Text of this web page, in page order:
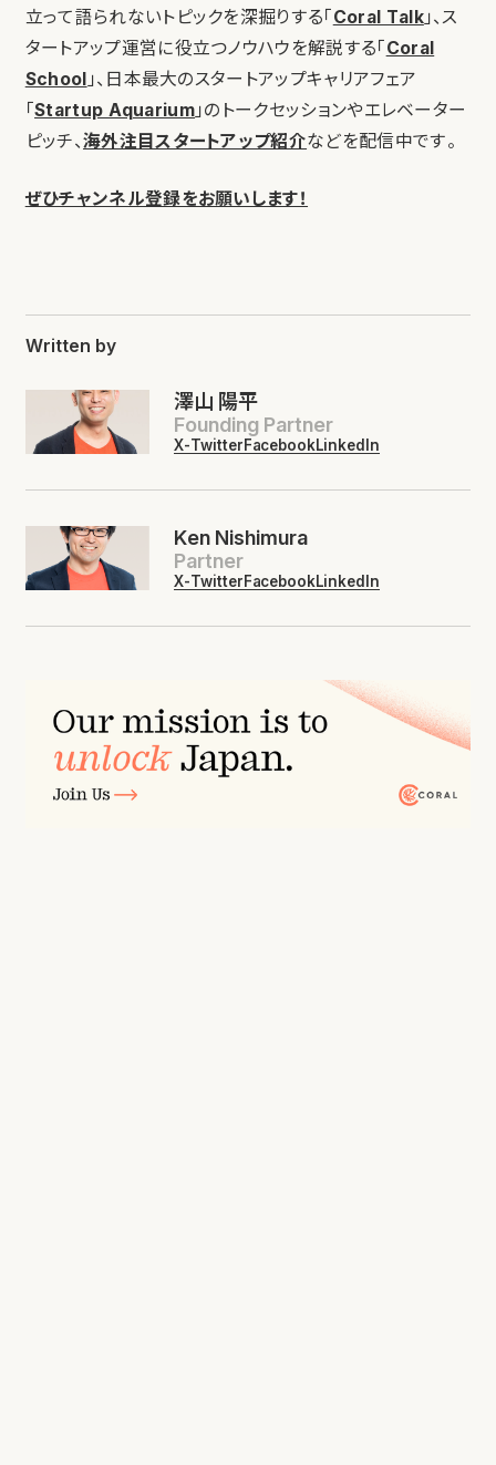
立って語られないトピックを深掘りする「Coral Talk」、ス
タートアップ運営に役立つノウハウを解説する「Coral
School 」、日本最大のスタートアップキャリアフェア
「Startup Aquarium 」のトークセッションやエレベーター
ピッチ、海外注目スタートアップ紹介などを配信中です。
ぜひチャンネル登録をお願いします！
Written by
澤山 陽平
Founding Partner
X-TwitterFacebookLinkedIn
Ken Nishimura
Partner
X-TwitterFacebookLinkedIn